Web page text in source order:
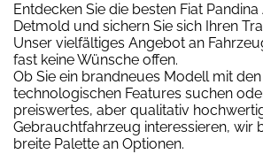
Entdecken Sie die besten Fiat
Detmold und sichern Sie sich Ihren
Unser vielfältiges Angebot an
fast keine Wünsche offen.
Ob Sie ein brandneues Modell mit
technologischen Features suchen
preiswertes, aber qualitativ
Gebrauchtfahrzeug interessieren, wir
breite Palette an Optionen.